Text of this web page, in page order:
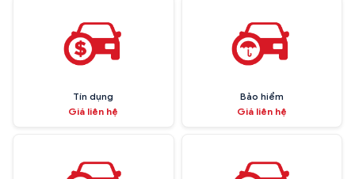
Tín dụng
Giá liên hệ
Bảo hiểm
Giá liên hệ